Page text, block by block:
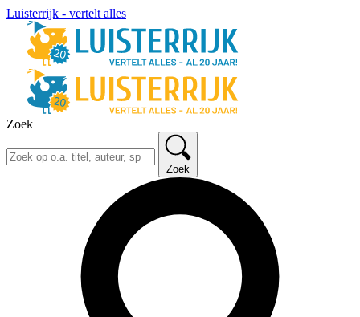
Luisterrijk - vertelt alles
Zoek
Zoek